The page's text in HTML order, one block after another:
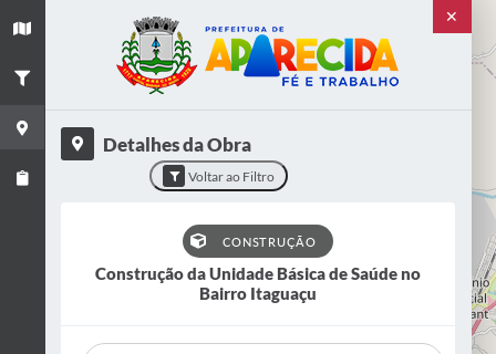
Título
Construção da Unidade Básica de Saúde no
Bairro Itaguaçu
Categoria
Construção
×
✕
Detalhes da Obra
Voltar ao Filtro
CONSTRUÇÃO
Construção da Unidade Básica de Saúde no
Bairro Itaguaçu